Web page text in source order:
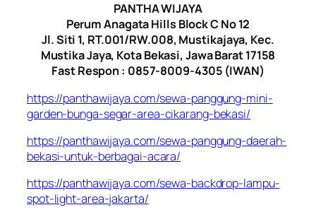
PANTHA WIJAYA
Perum Anagata Hills Block C No 12
Jl. Siti 1, RT.001/RW.008, Mustikajaya, Kec.
Mustika Jaya, Kota Bekasi, Jawa Barat 17158
Fast Respon : 0857-8009-4305 (IWAN)
https://panthawijaya.com/sewa-panggung-mini-
garden-bunga-segar-area-cikarang-bekasi/
https://panthawijaya.com/sewa-panggung-daerah-
bekasi-untuk-berbagai-acara/
https://panthawijaya.com/sewa-backdrop-lampu-
spot-light-area-jakarta/